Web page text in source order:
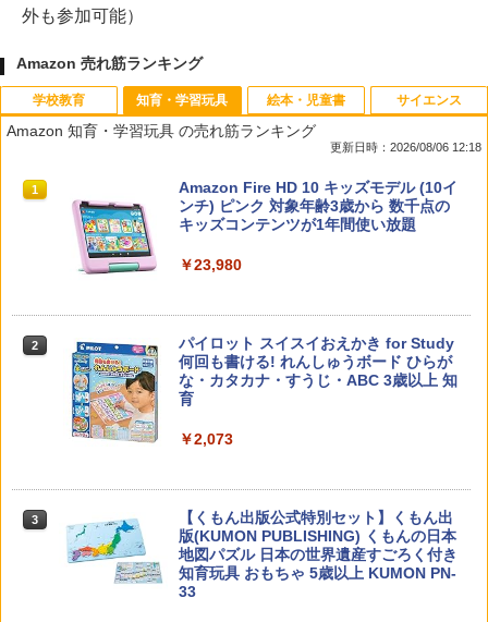
外も参加可能）
Amazon 売れ筋ランキング
学校教育
1 先生のためのGoogle AI完全攻略図鑑
￥-
2 子どもが変わる魔法の言葉
￥2,200
カウンセリングとは何か 変化するという
こと (講談社現代新書 2787)
￥1,540
知育・学習玩具
Amazon 知育・学習玩具 の売れ筋ランキング
更新日時：2026/08/06 12:18
1
Amazon Fire HD 10 キッズモデル (10イ
ンチ) ピンク 対象年齢3歳から 数千点の
キッズコンテンツが1年間使い放題
￥23,980
2
パイロット スイスイおえかき for Study
何回も書ける! れんしゅうボード ひらが
な・カタカナ・すうじ・ABC 3歳以上 知
育
￥2,073
3
【くもん出版公式特別セット】くもん出
版(KUMON PUBLISHING) くもんの日本
地図パズル 日本の世界遺産すごろく付き
知育玩具 おもちゃ 5歳以上 KUMON PN-
33
絵本・児童書 サイエンス